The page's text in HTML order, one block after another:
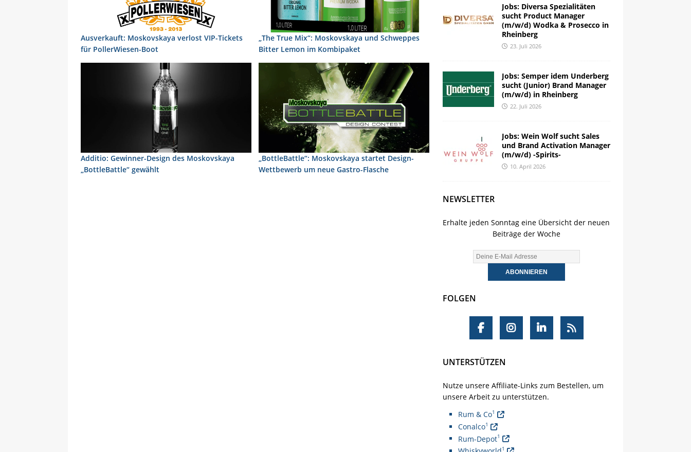
Ausverkauft: Moskovskaya verlost VIP-Tickets
für PollerWiesen-Boot
„The True Mix“: Moskovskaya und Schweppes
Bitter Lemon im Kombipaket
Additio: Gewinner-Design des Moskovskaya
„BottleBattle“ gewählt
„BottleBattle“: Moskovskaya startet Design-
Wettbewerb um neue Gastro-Flasche
Jobs: Diversa Spezialitäten
sucht Product Manager
(m/w/d) Wodka & Prosecco in
Rheinberg
23. Juli 2026
Jobs: Semper idem Underberg
sucht (Junior) Brand Manager
(m/w/d) in Rheinberg
22. Juli 2026
Jobs: Wein Wolf sucht Sales
und Brand Activation Manager
(m/w/d) -Spirits-
10. April 2026
NEWSLETTER
Erhalte jeden Sonntag eine Übersicht der neuen
Beiträge der Woche
FOLGEN
UNTERSTÜTZEN
Nutze unsere Affiliate-Links zum Bestellen, um
unsere Arbeit zu unterstützen.
Rum & Co1
Conalco1
Rum-Depot1
1